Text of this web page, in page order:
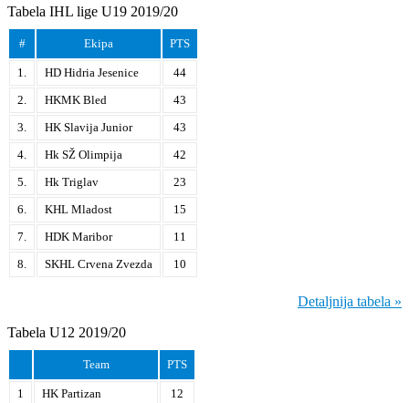
Tabela IHL lige U19 2019/20
# Ekipa PTS
1. HD Hidria Jesenice
44
2.
HKMK Bled
43
3.
HK Slavija Junior
43
4.
Hk SŽ Olimpija
42
5.
Hk Triglav
23
6.
KHL Mladost
15
7.
HDK Maribor
11
8.
SKHL Crvena Zvezda 10
Detaljnija tabela »
Tabela U12 2019/20
Team PTS
1 HK Partizan
12